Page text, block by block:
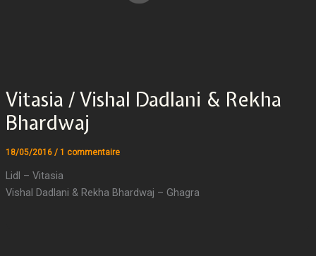
Vitasia / Vishal Dadlani & Rekha
Bhardwaj
18/05/2016 / 1 commentaire
Lidl – Vitasia
Vishal Dadlani & Rekha Bhardwaj – Ghagra